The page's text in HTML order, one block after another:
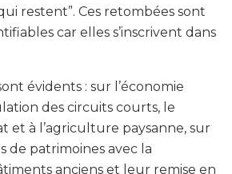
restent”. Ces retombées sont
car elles s’inscrivent dans
évidents : sur l’économie
des circuits courts, le
et à l’agriculture paysanne, sur
de patrimoines avec la
anciens et leur remise en